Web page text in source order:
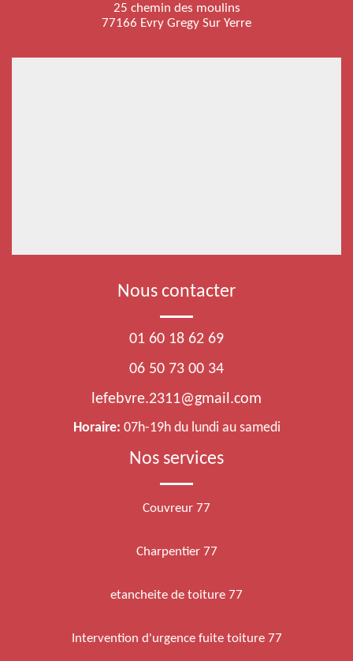
25 chemin des moulins
77166 Evry Gregy Sur Yerre
Nous contacter
01 60 18 62 69
06 50 73 00 34
lefebvre.2311@gmail.com
Horaire: 07h-19h du lundi au samedi
Nos services
Couvreur 77
Charpentier 77
etancheite de toiture 77
Intervention d'urgence fuite toiture 77